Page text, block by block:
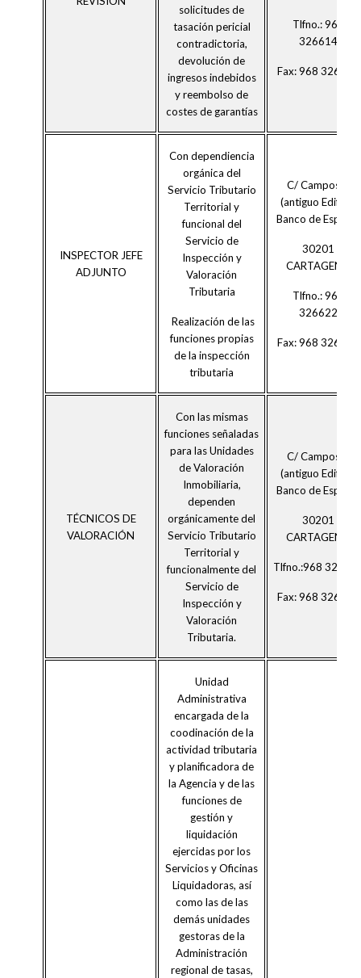
solicitudes de
tasación pericial
contradictoria,
devolución de
ingresos indebidos
y reembolso de
costes de garantías
Tlfno.: 968
326614
Fax: 968 326616
INSPECTOR JEFE
ADJUNTO
Con dependiencia
orgánica del
Servicio Tributario
Territorial y
funcional del
Servicio de
Inspección y
Valoración
Tributaria
Realización de las
funciones propias
de la inspección
tributaria
C/ Campos 4
(antiguo Edificio
Banco de España)
30201
CARTAGENA
Tlfno.: 968
326622
Fax: 968 326616
TÉCNICOS DE
VALORACIÓN
Con las mismas
funciones señaladas
para las Unidades
de Valoración
Inmobiliaria,
dependen
orgánicamente del
Servicio Tributario
Territorial y
funcionalmente del
Servicio de
Inspección y
Valoración
Tributaria.
C/ Campos 4
(antiguo Edificio
Banco de España)
30201
CARTAGENA
Tlfno.:968
Fax: 968 326616
Unidad
Administrativa
encargada de la
coodinación de la
actividad tributaria
y planificadora de
la Agencia y de las
funciones de
gestión y
liquidación
ejercidas por los
Servicios y Oficinas
Liquidadoras, así
como las de las
demás unidades
gestoras de la
Administración
regional de tasas,